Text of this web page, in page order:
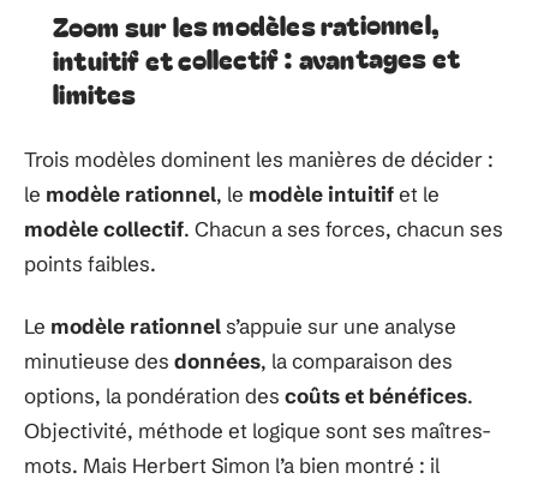
Zoom sur les modèles rationnel,
intuitif et collectif : avantages et
limites
Trois modèles dominent les manières de décider :
le modèle rationnel, le modèle intuitifet le
modèle collectif. Chacun a ses forces, chacun ses
points faibles.
Le modèle rationnels’appuie sur une analyse
minutieuse des données, la comparaison des
options, la pondération des coûts et bénéfices.
Objectivité, méthode et logique sont ses maîtres-
mots. Mais Herbert Simon l’a bien montré : il